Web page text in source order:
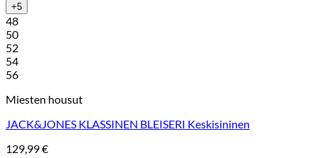
+5
48
50
52
54
56
Miesten housut
JACK&JONES KLASSINEN BLEISERI Keskisininen
129,99€